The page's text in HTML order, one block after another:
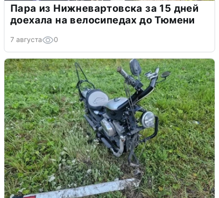
Пара из Нижневартовска за 15 дней
доехала на велосипедах до Тюмени
7 августа 0